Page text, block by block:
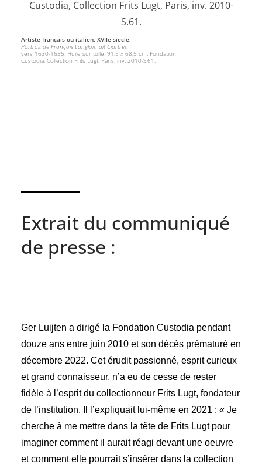
Artiste français ou italien, XVIIe siecle,
Portrait de François Langlois, dit Ciartres,
vers 1630-1635. Huile sur toile. 91,5 x 68,5 cm. Fondation
Custodia, Collection Frits Lugt, Paris, inv. 2010-S.61.
Extrait du communiqué
de presse :
Ger Luijten a dirigé la Fondation Custodia pendant
douze ans entre juin 2010 et son décès prématuré en
décembre 2022. Cet érudit passionné, esprit curieux
et grand connaisseur, n’a eu de cesse de rester
fidèle à l’esprit du collectionneur Frits Lugt, fondateur
de l’institution. Il l’expliquait lui-même en 2021 : « Je
cherche à me mettre dans la tête de Frits Lugt pour
imaginer comment il aurait réagi devant une oeuvre
et comment elle pourrait s’insérer dans la collection